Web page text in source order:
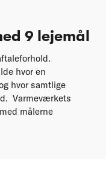
9 lejemål
hvor en
hvor samtlige
Varmevær­kets
målerne